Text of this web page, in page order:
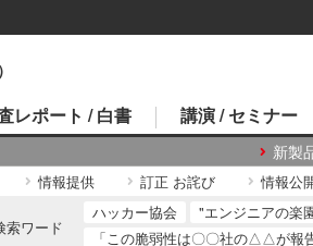
レポート / 白書 講演 / セミナー
新製
情報提供 訂正 お詫び 情報公
索ワード
ハッカー協会 "エンジニアの楽
「この脆弱性は〇〇社の△△が報